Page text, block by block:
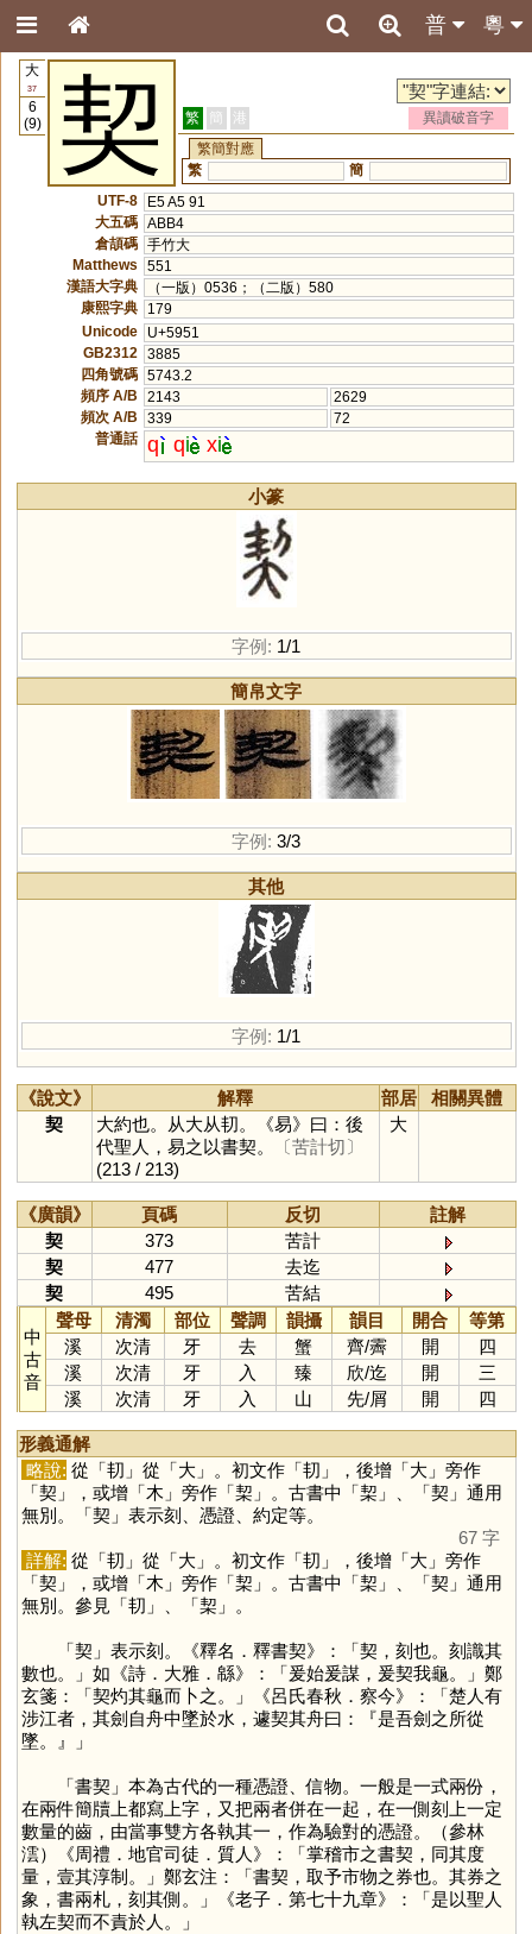
粵
普
大
37
6
(9)
契 繁 簡 港
異讀破音字
繁簡對應
繁
簡
UTF-8
E5 A5 91
大五碼 ABB4
倉頡碼 手竹大
Matthews
551
漢語大字典
（一版）0536；（二版）580
康熙字典
179
Unicode
U+5951
GB2312
3885
四角號碼 5743.2
頻序 A/B
2143
2629
頻次 A/B
339
72
普通話 q qi xi
小篆
字例: 1/1
簡帛文字
字例: 3/3
其他
字例: 1/1
《說文》 解釋 部居
相關異體
契
大約也。从大从㓞。《易》曰：後
代聖人，易之以書契。
〔苦計切〕
(213 / 213)
大
《廣韻》 頁碼 反切
註解
契
373
苦計
契
477
去迄
契
495 苦結
中
古
音
聲母 清濁 部位 聲調 韻攝 韻目 開合
等第
溪
次清 牙 去 蟹 齊/霽 開
四
溪
次清 牙 入 臻 欣/迄 開
三
溪
次清 牙 入 山 先/屑 開 四
形義通解
略說: 從「㓞 」從「大」。初文作「㓞 」，後增「大」旁作
「契 」，或增「木」旁作「栔 」。古書中「栔 」、「契 」通用
無別。「契 」表示刻、憑證、約定等。
67 字
詳解: 從「㓞 」從「大」。初文作「㓞 」，後增「大」旁作
「契 」，或增「木」旁作「栔 」。古書中「栔 」、「契 」通用
無別。參見「㓞 」、「栔 」。
「契 」表示刻。《釋名．釋書契》：「契，刻也。刻識其
數也。」如《詩．大雅．緜》：「爰始爰謀，爰契我龜。」鄭
玄箋：「契灼其龜而卜之。」《呂氏春秋．察今》：「楚人有
涉江者，其劍自舟中墜於水，遽契其舟曰：『是吾劍之所從
墜。』」
「書契」本為古代的一種憑證、信物。一般是一式兩份，
在兩件簡牘上都寫上字，又把兩者併在一起，在一側刻上一定
數量的齒，由當事雙方各執其一，作為驗對的憑證。（參林
澐）《周禮．地官司徒．質人》：「掌稽市之書契，同其度
量，壹其淳制。」鄭玄注：「書契，取予市物之券也。其券之
象，書兩札，刻其側。」《老子．第七十九章》：「是以聖人
執左契而不責於人。」